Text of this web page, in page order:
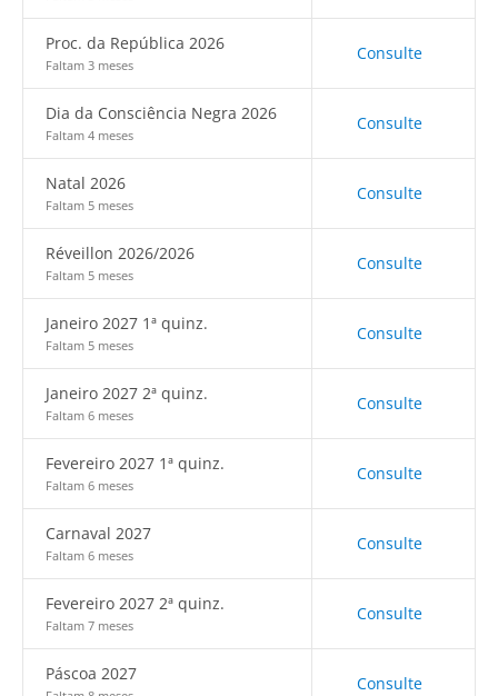
Proc. da República 2026
Faltam 3 meses
Consulte
Dia da Consciência Negra 2026
Faltam 4 meses
Consulte
Natal 2026
Faltam 5 meses
Consulte
Réveillon 2026/2026
Faltam 5 meses
Consulte
Janeiro 2027 1ª quinz.
Faltam 5 meses
Consulte
Janeiro 2027 2ª quinz.
Faltam 6 meses
Consulte
Fevereiro 2027 1ª quinz.
Faltam 6 meses
Consulte
Carnaval 2027
Faltam 6 meses
Consulte
Fevereiro 2027 2ª quinz.
Faltam 7 meses
Consulte
Páscoa 2027 Consulte